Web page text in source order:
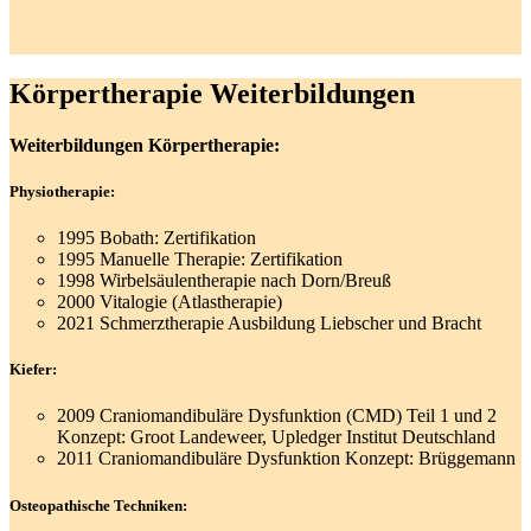
Körpertherapie Weiterbildungen
Weiterbildungen Körpertherapie:
Physiotherapie:
1995 Bobath: Zertifikation
1995 Manuelle Therapie: Zertifikation
1998 Wirbelsäulentherapie nach Dorn/Breuß
2000 Vitalogie (Atlastherapie)
2021 Schmerztherapie Ausbildung Liebscher und Bracht
Kiefer:
2009 Craniomandibuläre Dysfunktion (CMD) Teil 1 und 2
Konzept: Groot Landeweer, Upledger Institut Deutschland
2011 Craniomandibuläre Dysfunktion Konzept: Brüggemann
Osteopathische Techniken: